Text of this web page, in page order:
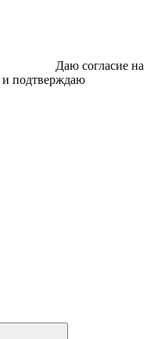
Даю согласие на
и подтверждаю